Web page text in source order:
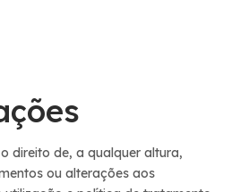
direito de, a qualquer altura,
ou alterações aos